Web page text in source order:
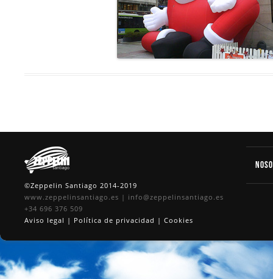
©Zeppelin Santiago 2014-2019
www.zeppelinsantiago.es | info@zeppelinsantiago.es
+34 696 376 509
Aviso legal | Política de privacidad | Cookies